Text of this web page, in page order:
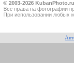
© 2003-2026 KubanPhoto.ru
Все прaва на фотографии
При использовании любых